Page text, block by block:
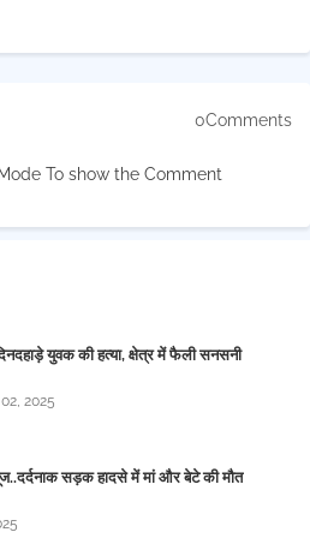
0Comments
To show the Comment
युवक की हत्या, क्षेत्र में फैली सनसनी
2025
सड़क हादसे में मां और बेटे की मौत